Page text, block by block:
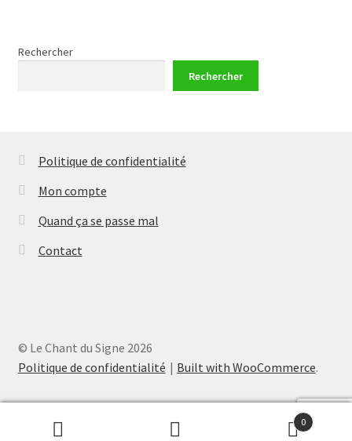
Rechercher
Rechercher
Politique de confidentialité
Mon compte
Quand ça se passe mal
Contact
© Le Chant du Signe 2026
Politique de confidentialité
Built with WooCommerce.
0